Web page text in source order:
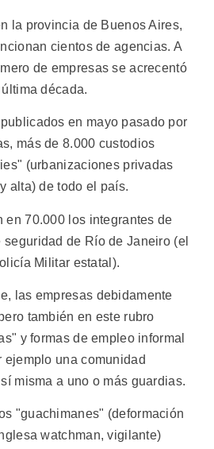
la provincia de Buenos Aires,
cientos de agencias. A
de empresas se acrecentó
década.
en mayo pasado por
más de 8.000 custodios
(urbanizaciones privadas
alta) de todo el país.
en 70.000 los integrantes de
de Río de Janeiro (el
Militar estatal).
las empresas debidamente
también en este rubro
y formas de empleo informal
ejemplo una comunidad
misma a uno o más guardias.
"guachimanes" (deformación
watchman, vigilante)